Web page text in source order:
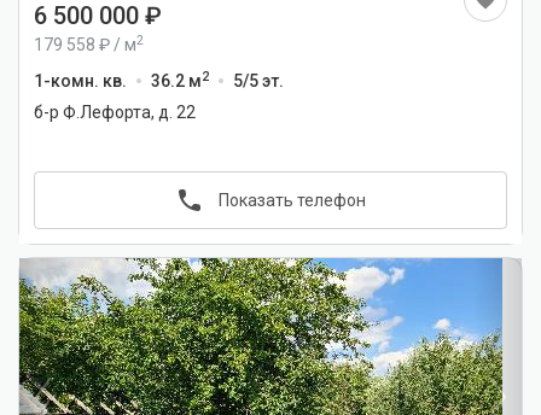
6 500 000
179 558 / м2
1-комн. кв. 36.2 м2
5/5 эт.
б-р Ф.Лефорта, д. 22
Показать телефон